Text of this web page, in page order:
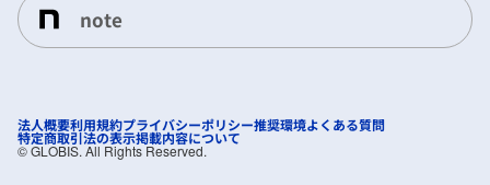
note
法人概要利用規約プライバシーポリシー推奨環境よくある質問
特定商取引法の表示掲載内容について
©︎ GLOBIS. All Rights Reserved.